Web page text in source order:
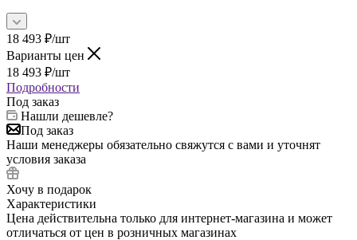
18 493 ₽/шт
Варианты цен
18 493 ₽/шт
Подробности
Под заказ
Нашли дешевле?
Под заказ
Наши менеджеры обязательно свяжутся с вами и уточнят
условия заказа
Хочу в подарок
Характеристики
Цена действительна только для интернет-магазина и может
отличаться от цен в розничных магазинах